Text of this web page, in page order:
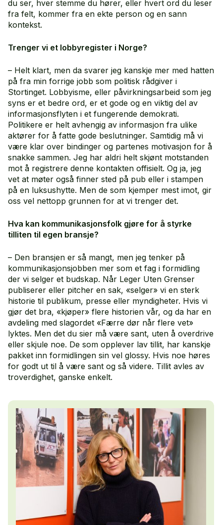
du ser, hver stemme du hører, eller hvert ord du leser
fra felt, kommer fra en ekte person og en sann
kontekst.
Trenger vi et lobbyregister i Norge?
– Helt klart, men da svarer jeg kanskje mer med hatten
på fra min forrige jobb som politisk rådgiver i
Stortinget. Lobbyisme, eller påvirkningsarbeid som jeg
syns er et bedre ord, er et gode og en viktig del av
informasjonsflyten i et fungerende demokrati.
Politikere er helt avhengig av informasjon fra ulike
aktører for å fatte gode beslutninger. Samtidig må vi
være klar over bindinger og partenes motivasjon for å
snakke sammen. Jeg har aldri helt skjønt motstanden
mot å registrere denne kontakten offisielt. Og ja, jeg
vet at møter også finner sted på pub eller i stampen
på en luksushytte. Men de som kjemper mest imot, gir
oss vel nettopp grunnen for at vi trenger det.
Hva kan kommunikasjonsfolk gjøre for å styrke
tilliten til egen bransje?
– Den bransjen er så mangt, men jeg tenker på
kommunikasjonsjobben mer som et fag i formidling
der vi selger et budskap. Når Leger Uten Grenser
publiserer eller pitcher en sak, «selger» vi en sterk
historie til publikum, presse eller myndigheter. Hvis vi
gjør det bra, «kjøper» flere historien vår, og da har en
avdeling med slagordet «Færre dør når flere vet»
lyktes. Men det du sier må være sant, uten å overdrive
eller skjule noe. De som opplever lav tillit, har kanskje
pakket inn formidlingen sin vel glossy. Hvis noe høres
for godt ut til å være sant og så videre. Tillit avles av
troverdighet, ganske enkelt.